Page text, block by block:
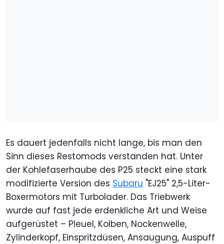
Es dauert jedenfalls nicht lange, bis man den
Sinn dieses Restomods verstanden hat. Unter
der Kohlefaserhaube des P25 steckt eine stark
modifizierte Version des Subaru "EJ25" 2,5-Liter-
Boxermotors mit Turbolader. Das Triebwerk
wurde auf fast jede erdenkliche Art und Weise
aufgerüstet – Pleuel, Kolben, Nockenwelle,
Zylinderkopf, Einspritzdüsen, Ansaugung, Auspuff